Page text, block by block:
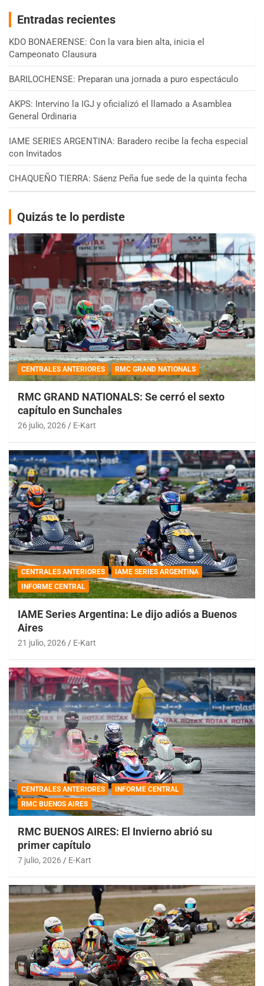
Entradas recientes
KDO BONAERENSE: Con la vara bien alta, inicia el
Campeonato Clausura
BARILOCHENSE: Preparan una jornada a puro espectáculo
AKPS: Intervino la IGJ y oficializó el llamado a Asamblea
General Ordinaria
IAME SERIES ARGENTINA: Baradero recibe la fecha especial
con Invitados
CHAQUEÑO TIERRA: Sáenz Peña fue sede de la quinta fecha
Quizás te lo perdiste
CENTRALES ANTERIORES RMC GRAND NATIONALS
RMC GRAND NATIONALS: Se cerró el sexto
capítulo en Sunchales
26 julio, 2026 E-Kart
CENTRALES ANTERIORES
IAME SERIES ARGENTINA
INFORME CENTRAL
IAME Series Argentina: Le dijo adiós a Buenos
Aires
21 julio, 2026 E-Kart
CENTRALES ANTERIORES
INFORME CENTRAL
RMC BUENOS AIRES
RMC BUENOS AIRES: El Invierno abrió su
primer capítulo
7 julio, 2026 E-Kart